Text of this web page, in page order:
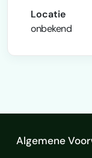
Locatie
onbekend
Algemene